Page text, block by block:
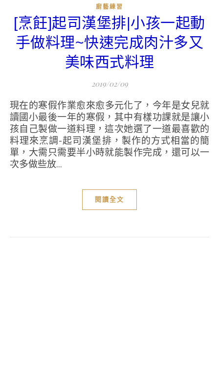
廚藝練習
[烹飪]起司漢堡排|小孩一起動
手做料理~快速完成肉汁多又
美味西式料理
2019/02/09
現在的寒假作業愈來愈多元化了，今年是女兒就
讀國小最後一年的寒假，其中有樣功課就是讓小
孩自己製做一道料理，這次她選了一道最喜歡的
料理來烹調-起司漢堡排，製作的方式相當的簡
單，大需只需要半小時就能製作完成，還可以一
次多做些放...
閱讀全文